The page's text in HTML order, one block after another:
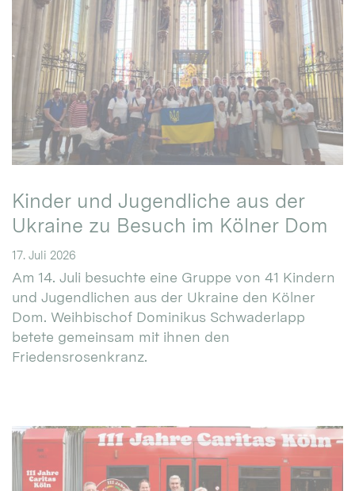
Kinder und Jugendliche aus der
Ukraine zu Besuch im Kölner Dom
17. Juli 2026
Am 14. Juli besuchte eine Gruppe von 41 Kindern
und Jugendlichen aus der Ukraine den Kölner
Dom. Weihbischof Dominikus Schwaderlapp
betete gemeinsam mit ihnen den
Friedensrosenkranz.